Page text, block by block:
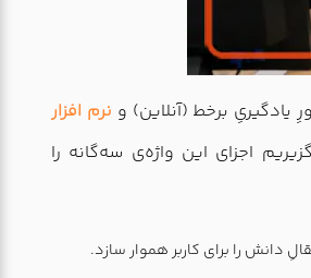
یادگیریِ برخط (آنلاین) و نرم‌ افزار
اجزای این واژه‌ی سه‌گانه را
دانش را برای کاربر هموار سازد.